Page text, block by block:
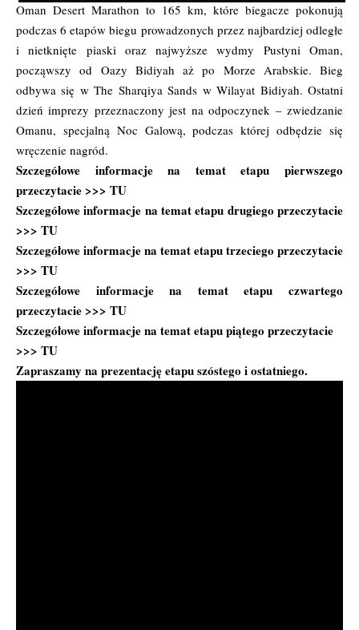
Oman Desert Marathon to 165 km, które biegacze pokonują
podczas 6 etapów biegu prowadzonych przez najbardziej odległe
i nietknięte piaski oraz najwyższe wydmy Pustyni Oman,
począwszy od Oazy Bidiyah aż po Morze Arabskie. Bieg
odbywa się w The Sharqiya Sands w Wilayat Bidiyah. Ostatni
dzień imprezy przeznaczony jest na odpoczynek – zwiedzanie
Omanu, specjalną Noc Galową, podczas której odbędzie się
wręczenie nagród.
Szczegółowe informacje na temat etapu pierwszego
przeczytacie >>> TU
Szczegółowe informacje na temat etapu drugiego przeczytacie
>>> TU
Szczegółowe informacje na temat etapu trzeciego przeczytacie
>>> TU
Szczegółowe informacje na temat etapu czwartego
przeczytacie >>> TU
Szczegółowe informacje na temat etapu piątego przeczytacie
>>> TU
Zapraszamy na prezentację etapu szóstego i ostatniego.